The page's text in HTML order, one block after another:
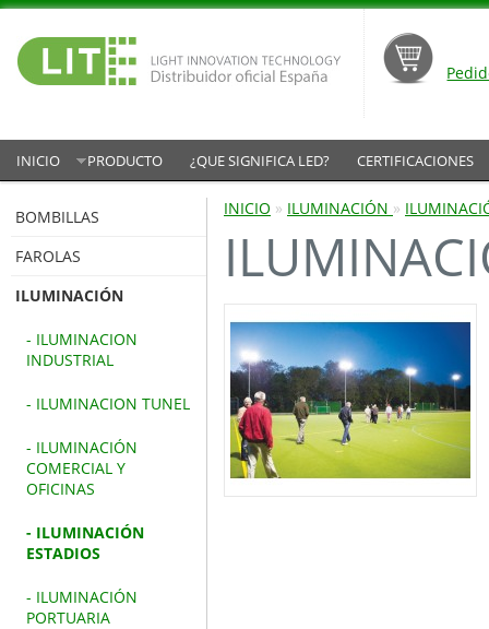
INICIO PRODUCTO ¿QUE SIGNIFICA LED? CERTIFICACIONES
BOMBILLAS
FAROLAS
ILUMINACIÓN
- ILUMINACION
INDUSTRIAL
- ILUMINACION TUNEL
- ILUMINACIÓN
COMERCIAL Y
OFICINAS
- ILUMINACIÓN
ESTADIOS
- ILUMINACIÓN
PORTUARIA
INICIO » ILUMINACIÓN »